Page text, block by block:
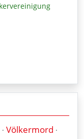
· Völkermord ·